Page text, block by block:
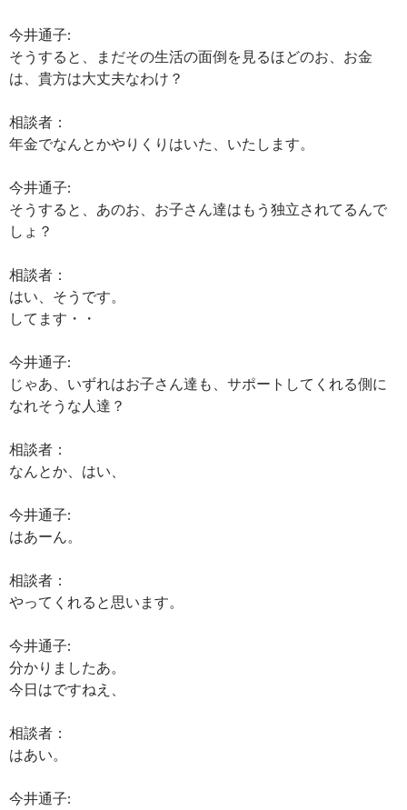
今井通子:
そうすると、まだその生活の面倒を見るほどのお、お金
は、貴方は大丈夫なわけ？
相談者：
年金でなんとかやりくりはいた、いたします。
今井通子:
そうすると、あのお、お子さん達はもう独立されてるんで
しょ？
相談者：
はい、そうです。
してます・・
今井通子:
じゃあ、いずれはお子さん達も、サポートしてくれる側に
なれそうな人達？
相談者：
なんとか、はい、
今井通子:
はあーん。
相談者：
やってくれると思います。
今井通子:
分かりましたあ。
今日はですねえ、
相談者：
はあい。
今井通子: